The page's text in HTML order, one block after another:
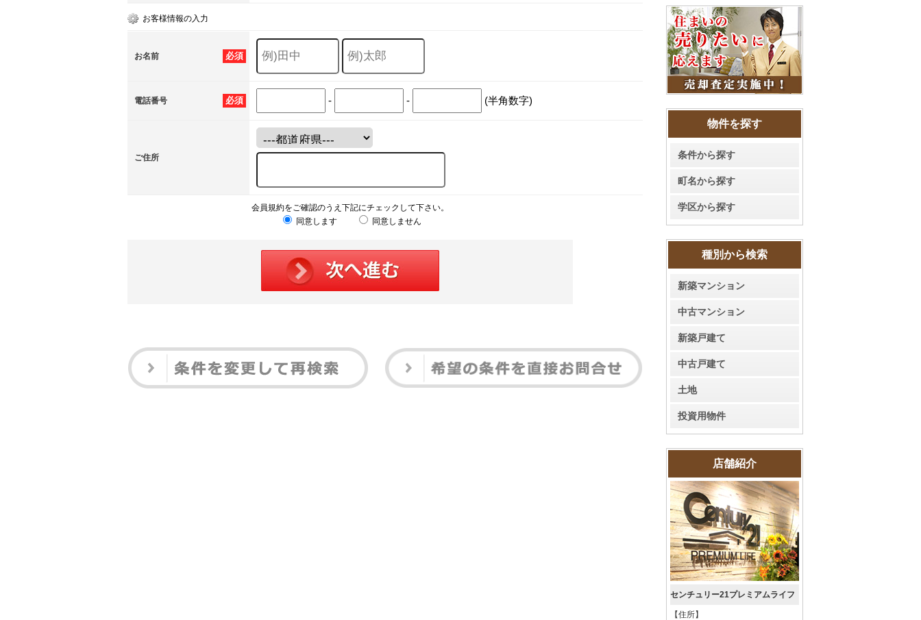
お客様情報の入力
必須
お名前
必須
電話番号 - - (半角数字)
ご住所
会員規約をご確認のうえ下記にチェックして下さい。
同意します
同意しません
物件を探す
条件から探す
町名から探す
学区から探す
種別から検索
新築マンション
中古マンション
新築戸建て
中古戸建て
土地
投資用物件
店舗紹介
センチュリー21プレミアムライフ
【住所】